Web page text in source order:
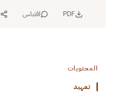
PDF اقتباس
المحتويات
تمهيد